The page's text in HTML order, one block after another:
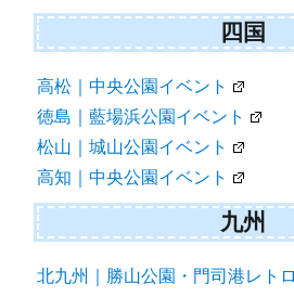
四国
高松｜中央公園イベント
徳島｜藍場浜公園イベント
松山｜城山公園イベント
高知｜中央公園イベント
九州
北九州｜勝山公園・門司港レト